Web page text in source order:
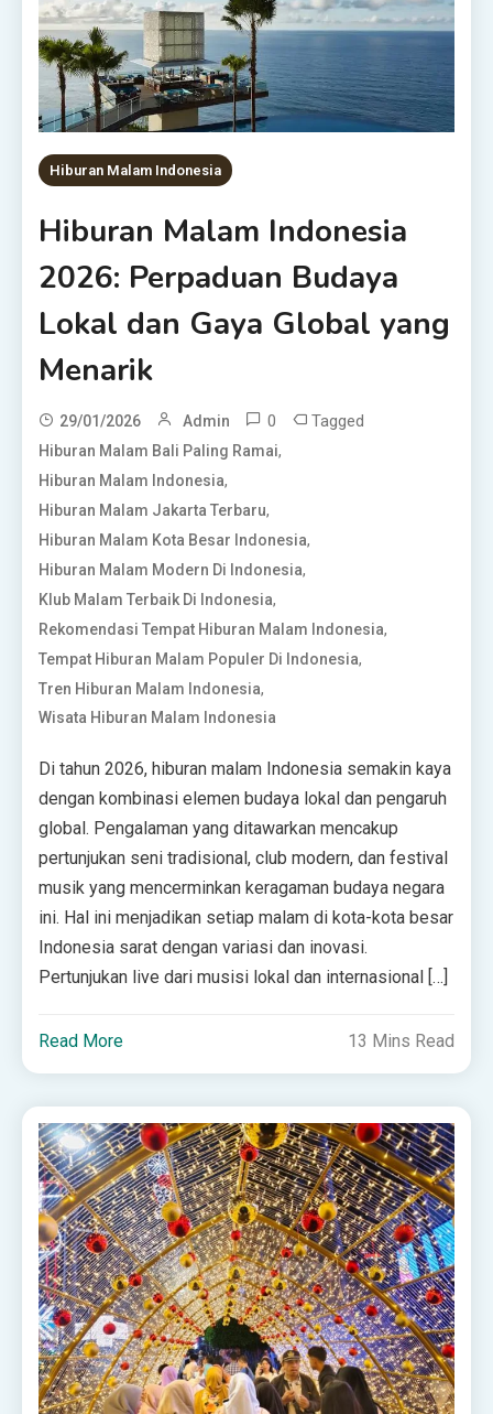
Hiburan Malam Indonesia
Hiburan Malam Indonesia
2026: Perpaduan Budaya
Lokal dan Gaya Global yang
Menarik
29/01/2026 Admin 0 Tagged
Hiburan Malam Bali Paling Ramai,
Hiburan Malam Indonesia,
Hiburan Malam Jakarta Terbaru,
Hiburan Malam Kota Besar Indonesia,
Hiburan Malam Modern Di Indonesia,
Klub Malam Terbaik Di Indonesia,
Rekomendasi Tempat Hiburan Malam Indonesia,
Tempat Hiburan Malam Populer Di Indonesia,
Tren Hiburan Malam Indonesia,
Wisata Hiburan Malam Indonesia
Di tahun 2026, hiburan malam Indonesia semakin kaya
dengan kombinasi elemen budaya lokal dan pengaruh
global. Pengalaman yang ditawarkan mencakup
pertunjukan seni tradisional, club modern, dan festival
musik yang mencerminkan keragaman budaya negara
ini. Hal ini menjadikan setiap malam di kota-kota besar
Indonesia sarat dengan variasi dan inovasi.
Pertunjukan live dari musisi lokal dan internasional […]
Read More 13 Mins Read